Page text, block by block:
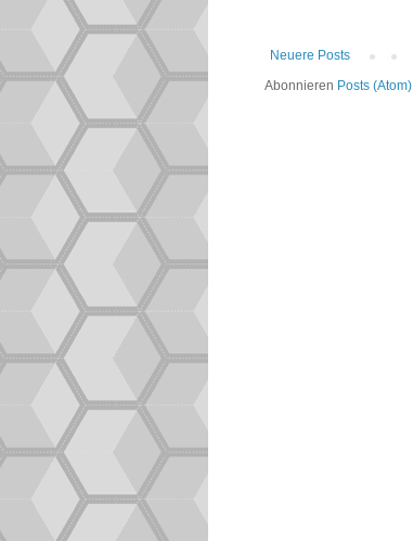
Neuere Posts
Abonnieren Posts (Atom)